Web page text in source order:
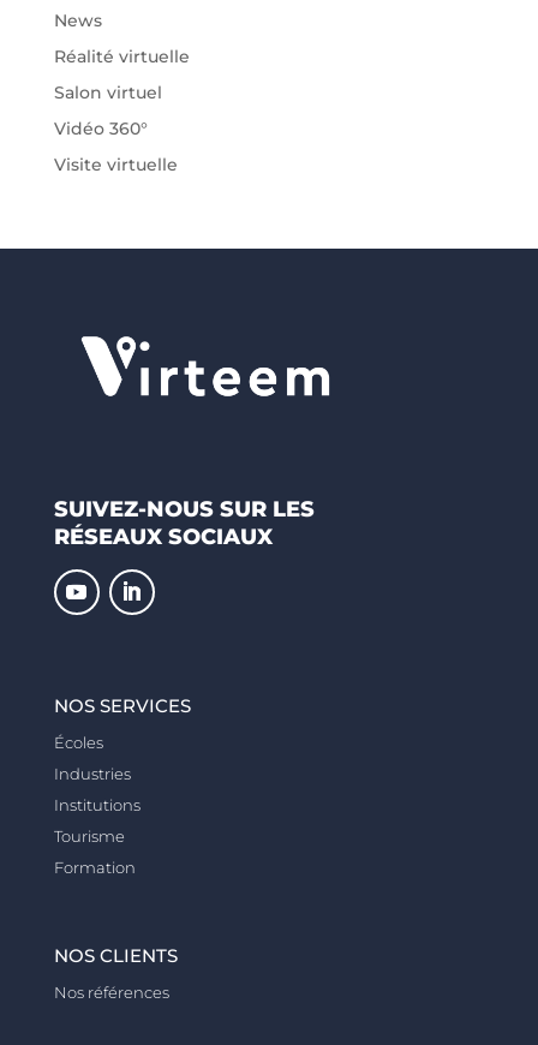
News
Réalité virtuelle
Salon virtuel
Vidéo 360°
Visite virtuelle
SUIVEZ-NOUS SUR LES
RÉSEAUX SOCIAUX
NOS SERVICES
Écoles
Industries
Institutions
Tourisme
Formation
NOS CLIENTS
Nos références